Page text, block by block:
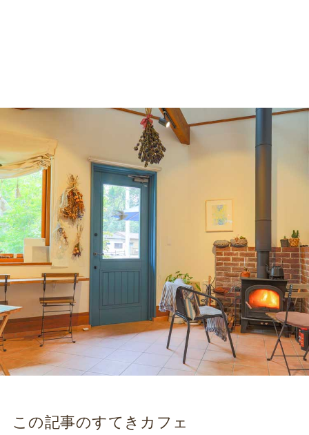
この記事のすてきカフェ